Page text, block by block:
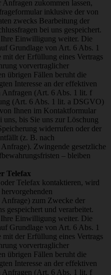
zukommen lassen,
inklusive der von
zwecks Bearbeitung der
bei uns gespeichert.
Einwilligung weiter. Die
Grundlage von Art. 6 Abs. 1
der Erfüllung eines Vertrags
vorvertraglicher
übrigen Fällen beruht die
Interesse an der effektiven
Anfragen (Art. 6 Abs. 1 lit. f
(Art. 6 Abs. 1 lit. a DSGVO)
Ihnen im Kontaktformular
uns, bis Sie uns zur Löschung
widerrufen oder der
(z. B. nach
Zwingende gesetzliche
– bleiben
Telefax
Telefax kontaktieren, wird
Anfrage) zum Zwecke der
gespeichert und verarbeitet.
Einwilligung weiter. Die
Grundlage von Art. 6 Abs. 1
der Erfüllung eines Vertrags
vorvertraglicher
übrigen Fällen beruht die
Interesse an der effektiven
Anfragen (Art. 6 Abs. 1 lit. f